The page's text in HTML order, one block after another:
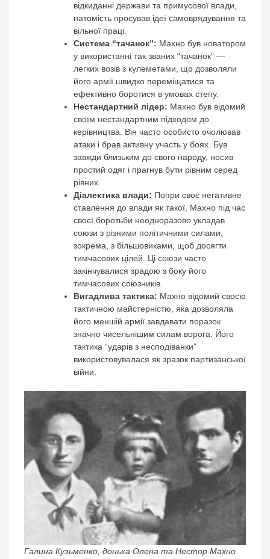
відкиданні держави та примусової влади,
натомість просував ідеї самоврядування та
вільної праці.
Система “тачанок”: Махно був новатором
у використанні так званих “тачанок” —
легких возів з кулеметами, що дозволяли
його армії швидко переміщатися та
ефективно боротися в умовах степу.
Нестандартний лідер: Махно був відомий
своїм нестандартним підходом до
керівництва. Він часто особисто очолював
атаки і брав активну участь у боях. Був
завжди близьким до свого народу, носив
простий одяг і прагнув бути рівним серед
рівних.
Діалектика влади: Попри своє негативне
ставлення до влади як такої, Махно під час
своєї боротьби неодноразово укладав
союзи з різними політичними силами,
зокрема, з більшовиками, щоб досягти
тимчасових цілей. Ці союзи часто
закінчувалися зрадою з боку його
тимчасових союзників.
Вигадлива тактика: Махно відомий своєю
тактичною майстерністю, яка дозволяла
його меншій армії завдавати поразок
значно чисельнішим силам ворога. Його
тактика “ударів з несподіванки”
використовувалася як зразок партизанської
війни.
Галина Кузьменко, донька Олена та Нестор Махно